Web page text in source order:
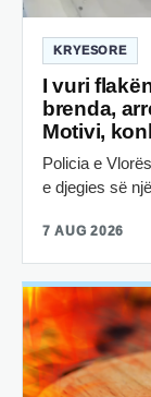
KRYESORE
I vuri
brenda,
Motivi,
Policia e
e djegies së
7 AUG 2026